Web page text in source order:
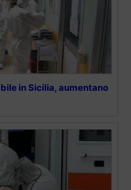
in Sicilia, aumentano